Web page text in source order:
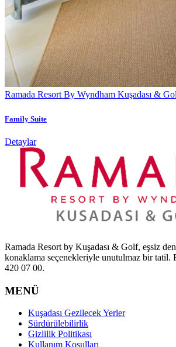
Ramada Resort By Wyndham Kuşadası &
Family Suite
Detaylar
Ramada Resort by Kuşadası & Golf, eşsiz
konaklama seçenekleriyle unutulmaz bir tatil.
420 07 00.
MENÜ
Kuşadası Gezilecek Yerler
Sürdürülebilirlik
Gizlilik Politikası
Kullanım Koşulları